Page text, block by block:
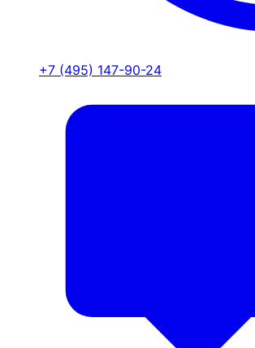
+7 (495) 147-90-24